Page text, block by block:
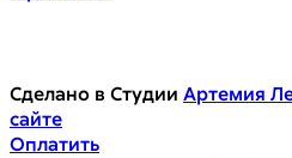
Сделано в Студии Артемия
сайте
Оплатить